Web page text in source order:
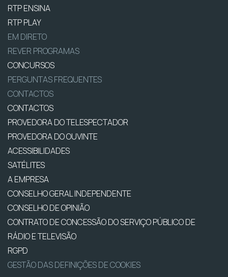
RTP ENSINA
RTP PLAY
EM DIRETO
REVER PROGRAMAS
CONCURSOS
PERGUNTAS FREQUENTES
CONTACTOS
CONTACTOS
PROVEDORA DO TELESPECTADOR
PROVEDORA DO OUVINTE
ACESSIBILIDADES
SATÉLITES
A EMPRESA
CONSELHO GERAL INDEPENDENTE
CONSELHO DE OPINIÃO
CONTRATO DE CONCESSÃO DO SERVIÇO PÚBLICO DE
RÁDIO E TELEVISÃO
RGPD
GESTÃO DAS DEFINIÇÕES DE COOKIES